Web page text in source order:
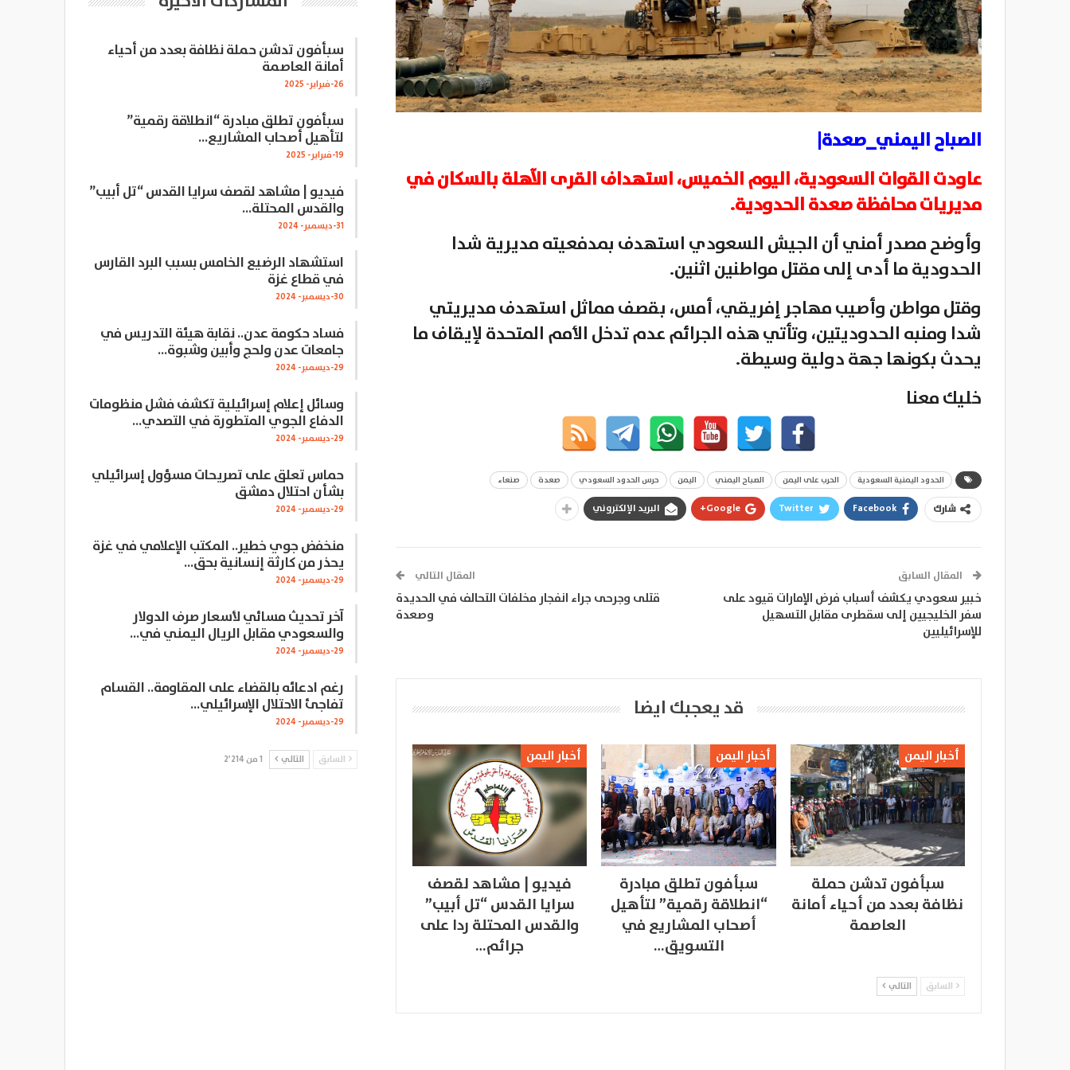
الصباح اليمني_صعدة|
عاودت القوات السعودية، اليوم الخميس، استهداف القرى الآهلة بالسكان في
مديريات محافظة صعدة الحدودية.
وأوضح مصدر أمني أن الجيش السعودي استهدف بمدفعيته مديرية شدا
الحدودية ما أدى إلى مقتل مواطنين اثنين.
وقتل مواطن وأصيب مهاجر إفريقي، أمس، بقصف مماثل استهدف مديريتي
شدا ومنبه الحدوديتين، وتأتي هذه الجرائم عدم تدخل الأمم المتحدة لإيقاف ما
يحدث بكونها جهة دولية وسيطة.
خليك معنا
الحدود اليمنية السعودية الحرب على اليمن الصباح اليمني اليمن حرس الحدود السعودي صعدة صنعاء
شارك Facebook
Twitter
Google+ البريد الإلكتروني
المقال السابق
خبير سعودي يكشف أسباب فرض الإمارات قيود على
سفر الخليجيين إلى سقطرى مقابل التسهيل
للإسرائيليين
المقال التالي
قتلى وجرحى جراء انفجار مخلفات التحالف في الحديدة
وصعدة
قد يعجبك ايضا
أخبار اليمن
سبأفون تدشن حملة
نظافة بعدد من أحياء أمانة
العاصمة
أخبار اليمن
سبأفون تطلق مبادرة
“انطلاقة رقمية” لتأهيل
أصحاب المشاريع في
التسويق…
أخبار اليمن
فيديو | مشاهد لقصف
سرايا القدس “تل أبيب”
والقدس المحتلة ردا على
جرائم…
السابق التالي
سبأفون تدشن حملة نظافة بعدد من أحياء
أمانة العاصمة
26-فبراير- 2025
سبأفون تطلق مبادرة “انطلاقة رقمية”
لتأهيل أصحاب المشاريع…
19-فبراير- 2025
فيديو | مشاهد لقصف سرايا القدس “تل أبيب”
والقدس المحتلة…
31-ديسمبر- 2024
استشهاد الرضيع الخامس بسبب البرد القارس
في قطاع غزة
30-ديسمبر- 2024
فساد حكومة عدن.. نقابة هيئة التدريس في
جامعات عدن ولحج وأبين وشبوة…
29-ديسمبر- 2024
وسائل إعلام إسرائيلية تكشف فشل منظومات
الدفاع الجوي المتطورة في التصدي…
29-ديسمبر- 2024
حماس تعلق على تصريحات مسؤول إسرائيلي
بشأن احتلال دمشق
29-ديسمبر- 2024
منخفض جوي خطير.. المكتب الإعلامي في غزة
يحذر من كارثة إنسانية بحق…
29-ديسمبر- 2024
آخر تحديث مسائي لأسعار صرف الدولار
والسعودي مقابل الريال اليمني في…
29-ديسمبر- 2024
رغم ادعائه بالقضاء على المقاومة.. القسام
تفاجئ الاحتلال الإسرائيلي…
29-ديسمبر- 2024
السابق التالي 1 من 2٬214